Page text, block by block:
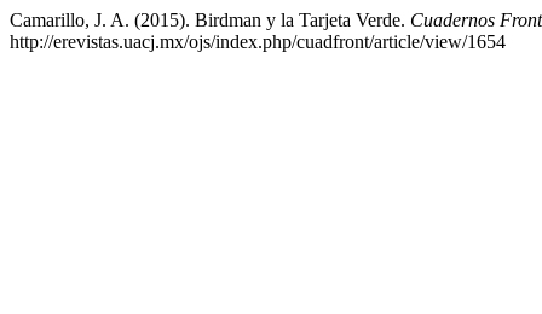
Camarillo, J. A. (2015). Birdman y la Tarjeta Verde. Cuadernos
http://erevistas.uacj.mx/ojs/index.php/cuadfront/article/view/1654